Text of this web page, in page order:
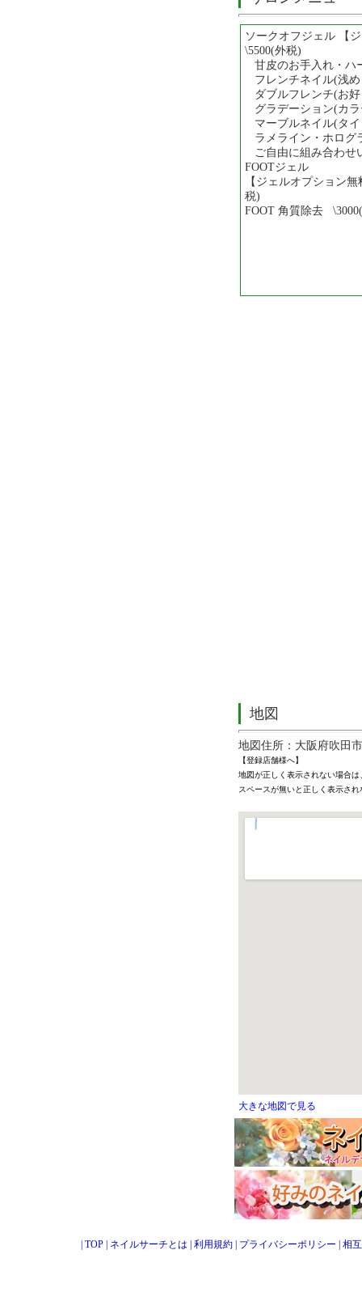
ソークオフジェル 【
\5500(外税)
甘皮のお手入れ・ハ
フレンチネイル(浅
ダブルフレンチ(お好
グラデーション(カ
マーブルネイル(タ
ラメライン・ホログ
ご自由に組み合わせ
FOOTジェル
【ジェルオプション
税)
FOOT 角質除去
地図
地図住所：大阪府吹田
【登録店舗様へ】
地図が正しく表示されない場合
スペースが無いと正しく表示さ
大きな地図で見る
TOP ネイルサーチとは 利用規約 プライバシーポリシー 相